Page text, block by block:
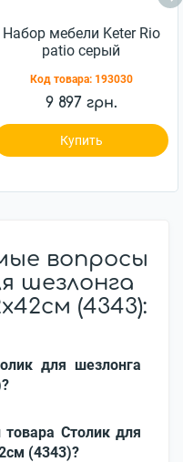
Набор мебели Keter Rio
patio серый
Код товара: 193030
9 897 грн.
Купить
вопросы
шезлонга
(4343):
для шезлонга
товара Столик для
(4343)?